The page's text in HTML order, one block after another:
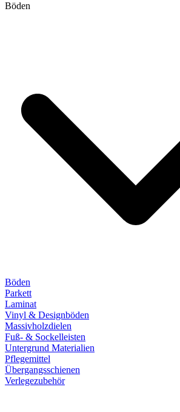
Böden
Böden
Parkett
Laminat
Vinyl & Designböden
Massivholzdielen
Fuß- & Sockelleisten
Untergrund Materialien
Pflegemittel
Übergangsschienen
Verlegezubehör